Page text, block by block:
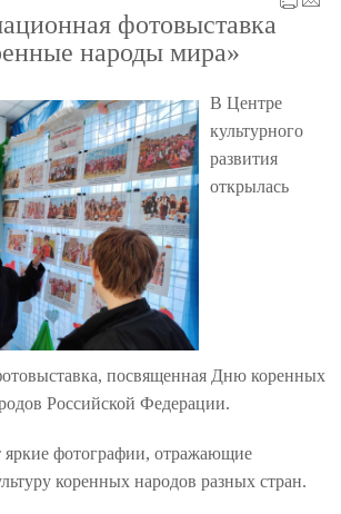
фотовыставка
народы мира»
В Центре
культурного
развития
открылась
посвященная Дню коренных
Российской Федерации.
яркие фотографии, отражающие
коренных народов разных стран.